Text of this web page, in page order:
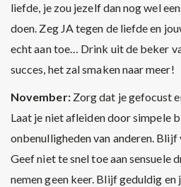
liefde, je zou jezelf dan nog wel
doen. Zeg JA tegen de liefde en
echt aan toe… Drink uit de beker
succes, het zal smaken naar meer!
November: Zorg dat je gefocust
Laat je niet afleiden door simpele
onbenulligheden van anderen.
Geef niet te snel toe aan sensuele
nemen geen keer. Blijf geduldig